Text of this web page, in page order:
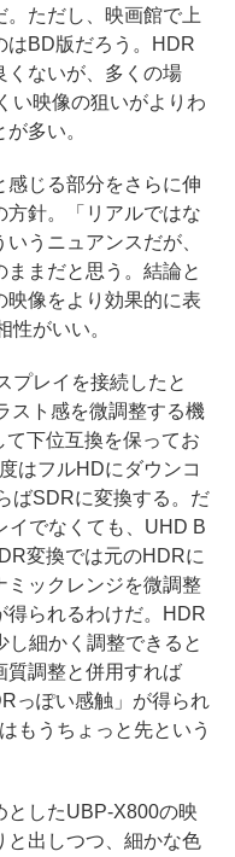
ただし、映画館で上
はBD版だろう。HDR
くないが、多くの場
い映像の狙いがよりわ
多い。
じる部分をさらに伸
方針。「リアルではな
うニュアンスだが、
まだと思う。結論と
映像をより効果的に表
がいい。
レイを接続したと
スト感を微調整する機
下位互換を保ってお
はフルHDにダウンコ
ばSDRに変換する。だ
イでなくても、UHD B
変換では元のHDRに
ミックレンジを微調整
得られるわけだ。HDR
細かく調整できると
質調整と併用すれば
っぽい感触」が得られ
もうちょっと先という
したUBP-X800の映
と出しつつ、細かな色